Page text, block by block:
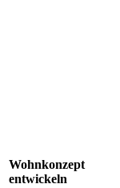
Wohnkonzept
entwickeln